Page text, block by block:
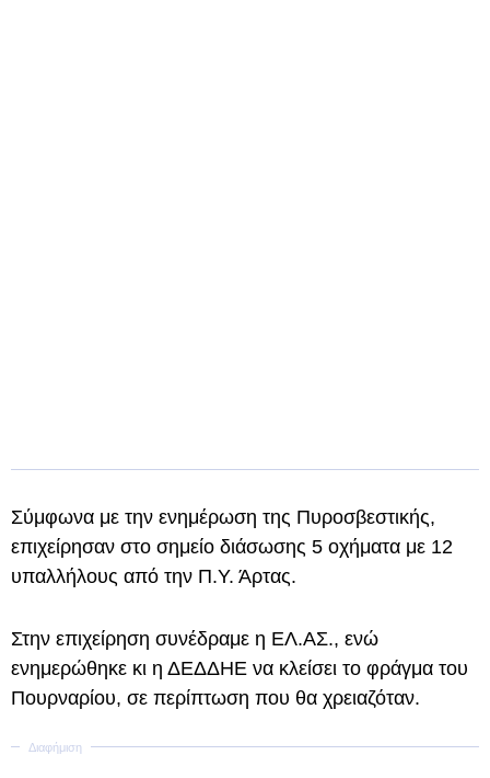
Σύμφωνα με την ενημέρωση της Πυροσβεστικής,
επιχείρησαν στο σημείο διάσωσης 5 οχήματα με 12
υπαλλήλους από την Π.Υ. Άρτας.
Στην επιχείρηση συνέδραμε η ΕΛ.ΑΣ., ενώ
ενημερώθηκε κι η ΔΕΔΔΗΕ να κλείσει το φράγμα του
Πουρναρίου, σε περίπτωση που θα χρειαζόταν.